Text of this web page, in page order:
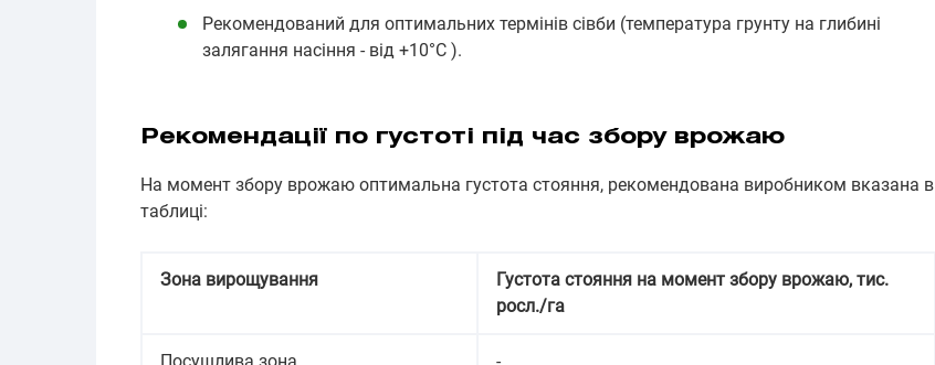
Рекомендований для оптимальних термінів сівби (температура грунту на глибині
залягання насіння - від +10°С ).
Рекомендації по густоті під час збору врожаю
На момент збору врожаю оптимальна густота стояння, рекомендована виробником вказана в
таблиці:
Зона вирощування
Густота стояння на момент збору врожаю, тис.
росл./га